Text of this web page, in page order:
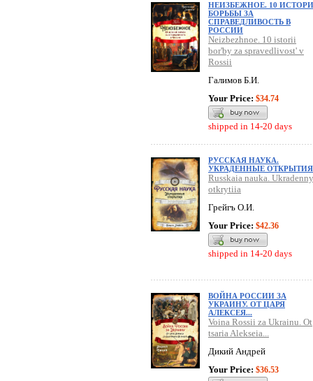
НЕИЗБЕЖНОЕ. 10
БОРЬБЫ ЗА
СПРАВЕДЛИВОСТЬ В
РОССИИ
Neizbezhnoe. 10 istorii
bor'by za spravedlivost' v
Rossii
Галимов Б.И.
Your Price: $34.74
shipped in 14-20 days
РУССКАЯ НАУКА.
УКРАДЕННЫЕ ОТКРЫТИЯ
Russkaia nauka.
otkrytiia
Грейгъ О.И.
Your Price: $42.36
shipped in 14-20 days
ВОЙНА РОССИИ ЗА
УКРАИНУ. ОТ ЦАРЯ
АЛЕКСЕЯ...
Voina Rossii za Ukrainu. Ot
tsaria Alekseia...
Дикий Андрей
Your Price: $36.53